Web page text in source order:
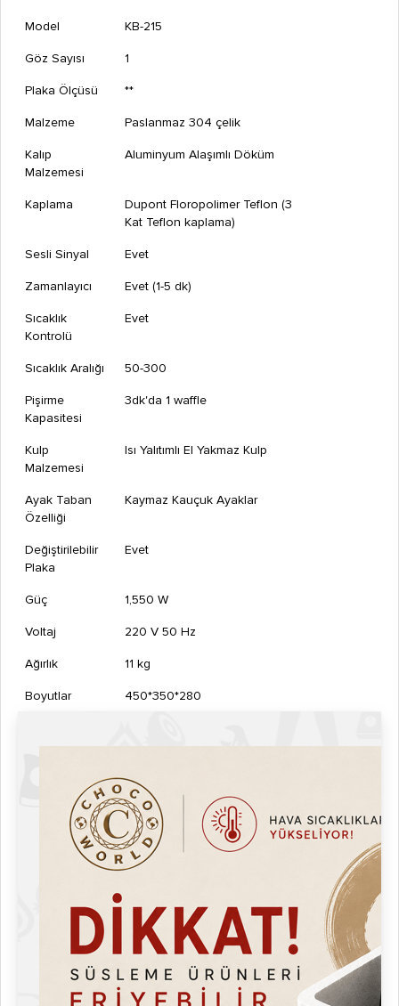
Model KB-215
Göz Sayısı 1
Plaka Ölçüsü **
Malzeme Paslanmaz 304 çelik
Kalıp
Malzemesi
Aluminyum Alaşımlı Döküm
Kaplama
Dupont Floropolimer Teflon (3
Kat Teflon kaplama)
Sesli Sinyal Evet
Zamanlayıcı Evet (1-5 dk)
Sıcaklık
Kontrolü
Evet
Sıcaklık Aralığı 50-300
Pişirme
Kapasitesi
3dk'da 1 waffle
Kulp
Malzemesi
Isı Yalıtımlı El Yakmaz Kulp
Ayak Taban
Özelliği
Kaymaz Kauçuk Ayaklar
Değiştirilebilir
Plaka
Evet
Güç 1,550 W
Voltaj 220 V 50 Hz
Ağırlık 11 kg
Boyutlar 450*350*280
Performans Özellikleri
Pişirme süresi: 3 dakika.
Kapasite: Saatte 20 çiçek waffle üretimi.
Isınma süresi: 2-3 dakika.
Kullanım tipi: Endüstriyel kullanım.
Fonksiyonel Özellikler
Otomatik Isı Dengeleme: Her gözde eşit pişirme performansı.
Yapışmaz Kalıp Yüzeyi: Yağ kullanımını kaldırır, temizlik süresini